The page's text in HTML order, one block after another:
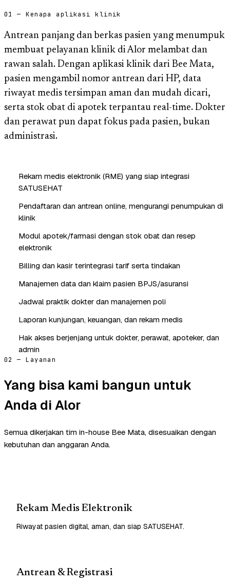
01 — Kenapa aplikasi klinik
Antrean panjang dan berkas pasien yang menumpuk
membuat pelayanan klinik di Alor melambat dan
rawan salah. Dengan aplikasi klinik dari Bee Mata,
pasien mengambil nomor antrean dari HP, data
riwayat medis tersimpan aman dan mudah dicari,
serta stok obat di apotek terpantau real-time. Dokter
dan perawat pun dapat fokus pada pasien, bukan
administrasi.
Rekam medis elektronik (RME) yang siap integrasi
SATUSEHAT
Pendaftaran dan antrean online, mengurangi penumpukan di
klinik
Modul apotek/farmasi dengan stok obat dan resep
elektronik
Billing dan kasir terintegrasi tarif serta tindakan
Manajemen data dan klaim pasien BPJS/asuransi
Jadwal praktik dokter dan manajemen poli
Laporan kunjungan, keuangan, dan rekam medis
Hak akses berjenjang untuk dokter, perawat, apoteker, dan
admin
02 — Layanan
Yang bisa kami bangun untuk
Anda di Alor
Semua dikerjakan tim in-house Bee Mata, disesuaikan dengan
kebutuhan dan anggaran Anda.
Rekam Medis Elektronik
Riwayat pasien digital, aman, dan siap SATUSEHAT.
Antrean & Registrasi